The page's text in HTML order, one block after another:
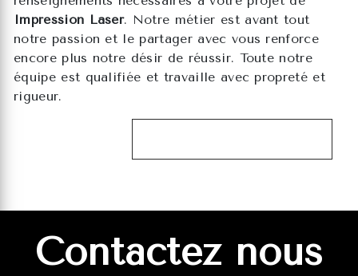
Impression Laser. Notre métier est avant tout
notre passion et le partager avec vous renforce
encore plus notre désir de réussir. Toute notre
équipe est qualifiée et travaille avec propreté et
rigueur.
Contactez nous